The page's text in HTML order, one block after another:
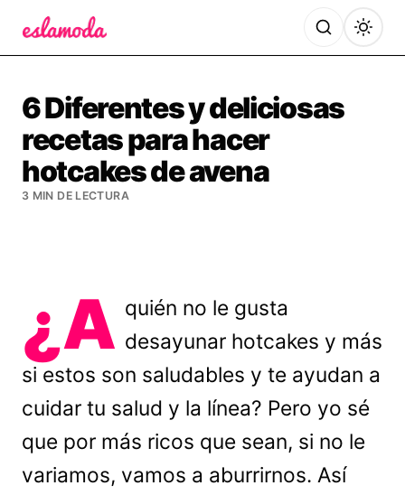
6 Diferentes y deliciosas
recetas para hacer
hotcakes de avena
3 MIN DE LECTURA
¿A quién no le gusta
desayunar hotcakes y más
si estos son saludables y te ayudan a
cuidar tu salud y la línea? Pero yo sé
que por más ricos que sean, si no le
variamos, vamos a aburrirnos. Así